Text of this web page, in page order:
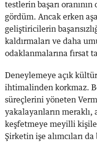
testlerin başarı
gördüm. Ancak erken
geliştiricilerin
kaldırmaları ve daha
odaklanmalarına fırsat
Deneylemeye açık
ihtimalinden korkmaz.
süreçlerini yöneten
yakalayanların meraklı,
keşfetmeye meyilli
Şirketin işe alımcıları